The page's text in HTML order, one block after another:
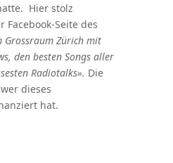
Hier stolz
Seite des
Grossraum Zürich mit
den besten Songs aller
Radiotalks». Die
dieses
hat.